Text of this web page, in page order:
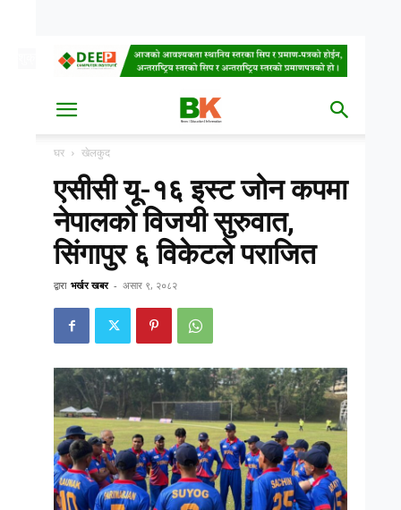
शुक्र, साउन २२, २०८३
घर खेलकुद
एसीसी यू-१६ इस्ट जोन कपमा
नेपालको विजयी सुरुवात,
सिंगापुर ६ विकेटले पराजित
द्वारा भर्खर खबर - असार ९, २०८२